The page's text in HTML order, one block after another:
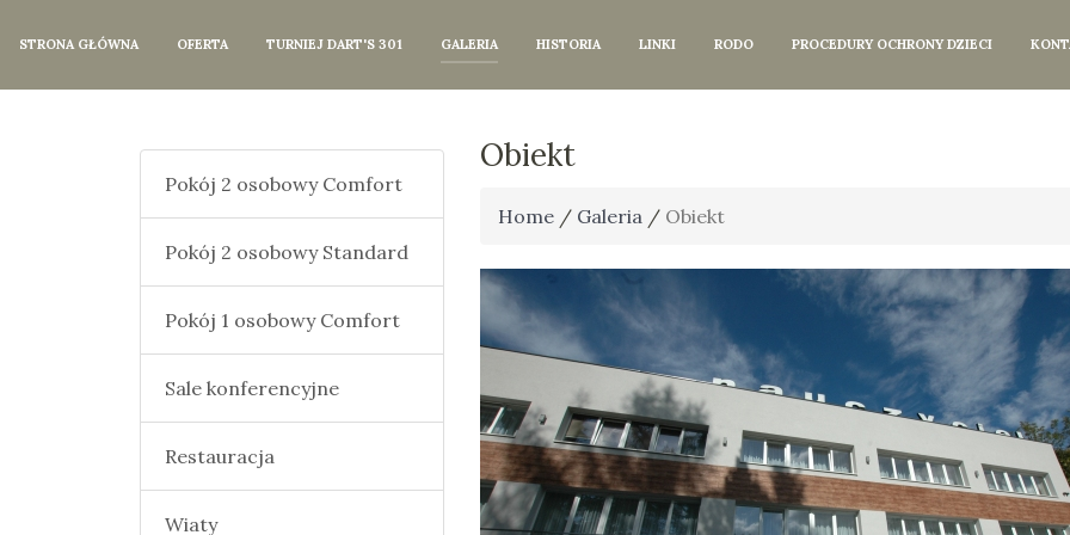
STRONA GŁÓWNA OFERTA TURNIEJ DART'S 301 GALERIA HISTORIA LINKI RODO PROCEDURY OCHRONY DZIECI
Pokój 2 osobowy Comfort
Pokój 2 osobowy Standard
Pokój 1 osobowy Comfort
Sale konferencyjne
Restauracja
Wiaty
Obiekt
Home / Galeria / Obiekt